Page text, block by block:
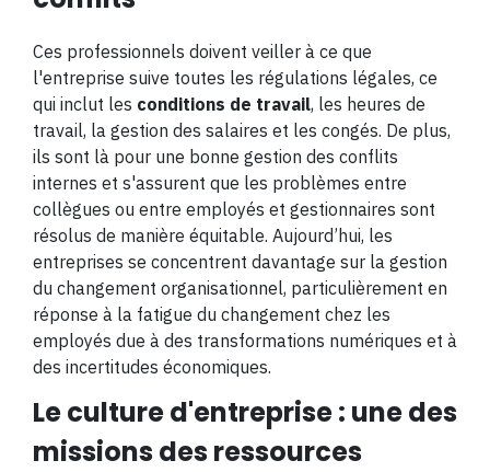
Ces professionnels doivent veiller à ce que
l'entreprise suive toutes les régulations légales, ce
qui inclut les conditions de travail, les heures de
travail, la gestion des salaires et les congés. De plus,
ils sont là pour une bonne gestion des conflits
internes et s'assurent que les problèmes entre
collègues ou entre employés et gestionnaires sont
résolus de manière équitable. Aujourd’hui, les
entreprises se concentrent davantage sur la gestion
du changement organisationnel, particulièrement en
réponse à la fatigue du changement chez les
employés due à des transformations numériques et à
des incertitudes économiques​​.
Le culture d'entreprise : une des
missions des ressources